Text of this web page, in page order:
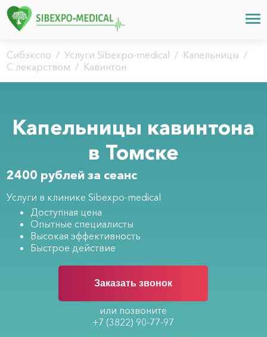
Сибэкспо / Услуги Sibexpo-medical / Капельницы /
С лекарством / Кавинтон
Капельницы кавинтона
в Томске
2400 рублей за сеанс
Услуги в клинике Sibexpo-medical
Доступная цена
Опытные специалисты
Высокая эффективность
Быстрое действие
Заказать звонок
или позвоните
+7 (3822) 90-77-97